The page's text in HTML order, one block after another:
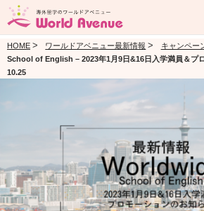
HOME > ワールドアベニュー最新情報 > キャンペー
School of English – 2023年1月9日&16日入学満員＆プ
10.25